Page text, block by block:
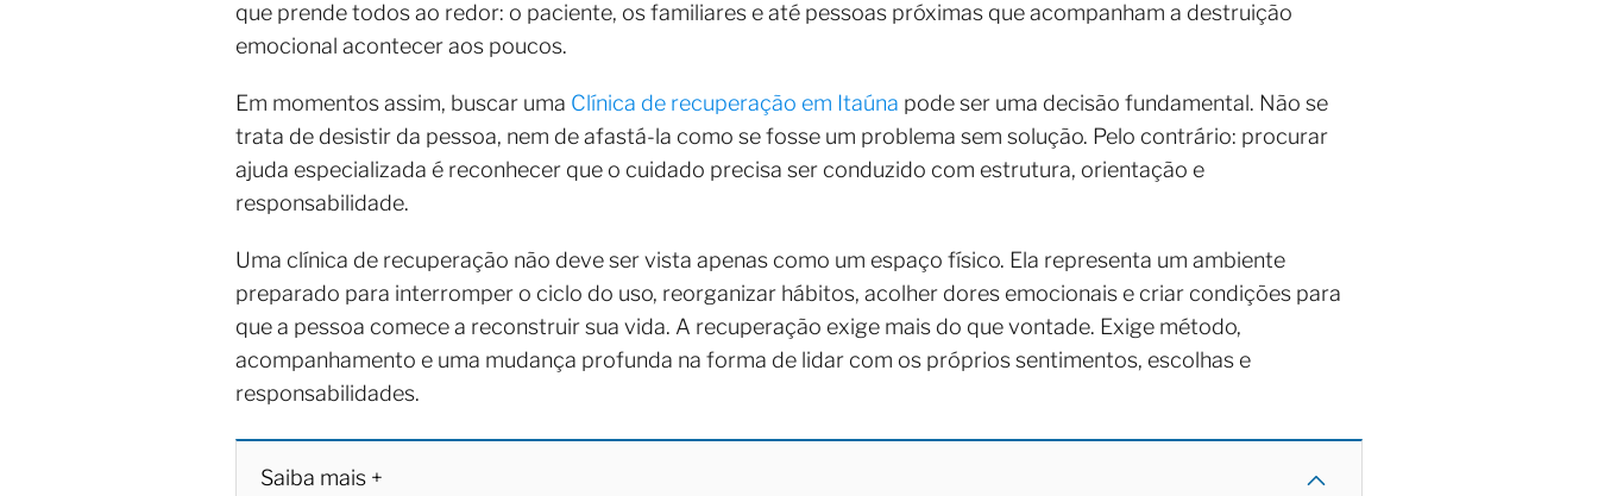
que prende todos ao redor: o paciente, os familiares e até pessoas próximas que acompanham a destruição
emocional acontecer aos poucos.
Em momentos assim, buscar uma Clínica de recuperação em Itaúna pode ser uma decisão fundamental. Não se
trata de desistir da pessoa, nem de afastá-la como se fosse um problema sem solução. Pelo contrário: procurar
ajuda especializada é reconhecer que o cuidado precisa ser conduzido com estrutura, orientação e
responsabilidade.
Uma clínica de recuperação não deve ser vista apenas como um espaço físico. Ela representa um ambiente
preparado para interromper o ciclo do uso, reorganizar hábitos, acolher dores emocionais e criar condições para
que a pessoa comece a reconstruir sua vida. A recuperação exige mais do que vontade. Exige método,
acompanhamento e uma mudança profunda na forma de lidar com os próprios sentimentos, escolhas e
responsabilidades.
Saiba mais +